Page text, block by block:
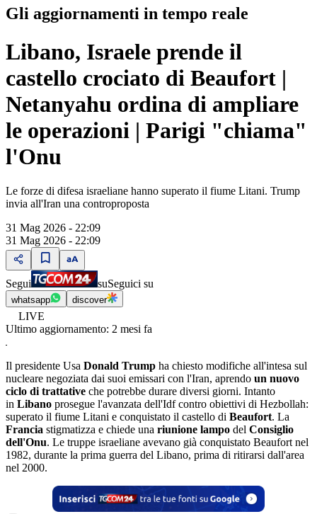
Gli aggiornamenti in tempo reale
Libano, Israele prende il
castello crociato di Beaufort |
Netanyahu ordina di ampliare
le operazioni | Parigi "chiama"
l'Onu
Le forze di difesa israeliane hanno superato il fiume Litani. Trump
invia all'Iran una controproposta
31 Mag 2026 - 22:09
31 Mag 2026 - 22:09
Segui suSeguici su
whatsapp discover
LIVE
Ultimo aggiornamento: 2 mesi fa
Il presidente Usa Donald Trump ha chiesto modifiche all'intesa sul
nucleare negoziata dai suoi emissari con l'Iran, aprendo un nuovo
ciclo di trattative che potrebbe durare diversi giorni. Intanto
in Libano prosegue l'avanzata dell'Idf contro obiettivi di Hezbollah:
superato il fiume Litani e conquistato il castello di Beaufort. La
Francia stigmatizza e chiede una riunione lampo del Consiglio
dell'Onu. Le truppe israeliane avevano già conquistato Beaufort nel
1982, durante la prima guerra del Libano, prima di ritirarsi dall'area
nel 2000.